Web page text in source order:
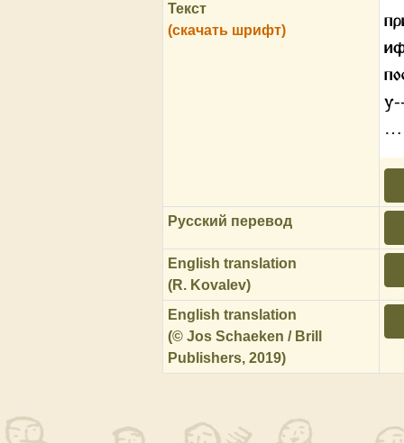
Текст
(скачать шрифт)
…
Русский перевод
English translation
(R. Kovalev)
English translation
(© Jos Schaeken / Brill
Publishers, 2019)